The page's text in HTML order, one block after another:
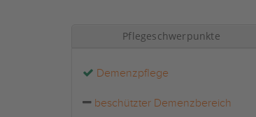
Pflegeschwerpunkte
Demenzpflege
beschützter Demenzbereich